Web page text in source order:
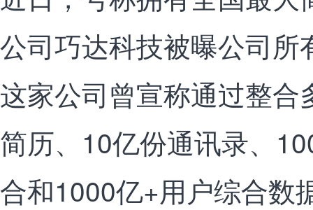
公司巧达科技被曝公司所
这家公司曾宣称通过整
简历、10亿份通讯录、
合和1000亿+用户综合数